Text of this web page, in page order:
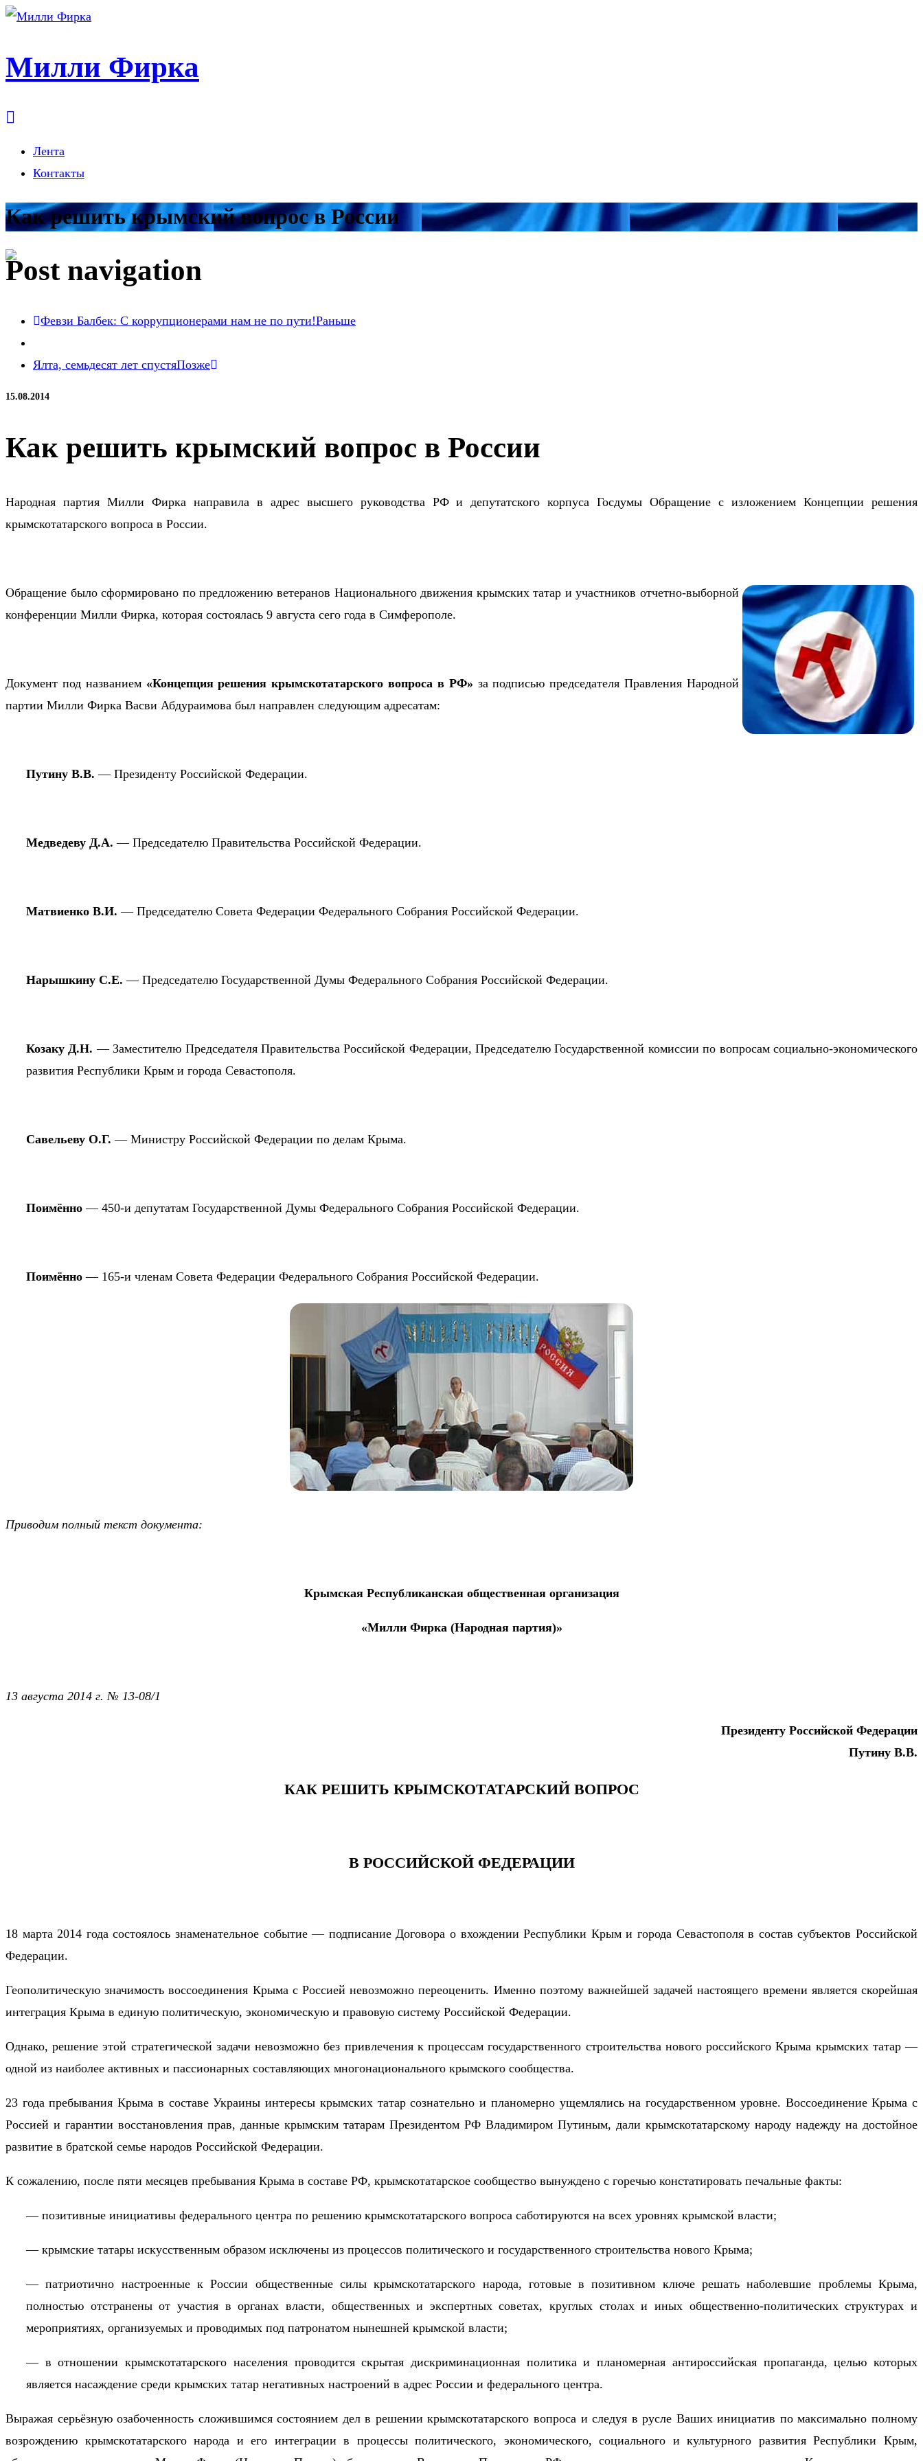
Милли Фирка
Лента
Контакты
Как решить крымский вопрос в России
Post navigation
Февзи Балбек: С коррупционерами нам не по пути!Раньше
Ялта, семьдесят лет спустяПозже
15.08.2014
Как решить крымский вопрос в России
Народная партия Милли Фирка направила в адрес высшего руководства РФ и депутатского корпуса Госдумы Обращение с изложением Концепции решения
крымскотатарского вопроса в России.
Обращение было сформировано по предложению ветеранов Национального движения крымских татар и участников отчетно-выборной
конференции Милли Фирка, которая состоялась 9 августа сего года в Симферополе.
Документ под названием «Концепция решения крымскотатарского вопроса в РФ» за подписью председателя Правления Народной
партии Милли Фирка Васви Абдураимова был направлен следующим адресатам:
Путину В.В. — Президенту Российской Федерации.
Медведеву Д.А. — Председателю Правительства Российской Федерации.
Матвиенко В.И. — Председателю Совета Федерации Федерального Собрания Российской Федерации.
Нарышкину С.Е.— Председателю Государственной Думы Федерального Собрания Российской Федерации.
Козаку Д.Н. — Заместителю Председателя Правительства Российской Федерации, Председателю Государственной комиссии по вопросам социально-экономического
развития Республики Крым и города Севастополя.
Савельеву О.Г. — Министру Российской Федерации по делам Крыма.
Поимённо — 450-и депутатам Государственной Думы Федерального Собрания Российской Федерации.
Поимённо — 165-и членам Совета Федерации Федерального Собрания Российской Федерации.
Приводим полный текст документа:
Крымская Республиканская общественная организация
«Милли Фирка (Народная партия)»
13 августа 2014 г. № 13-08/1
Президенту Российской Федерации
Путину В.В.
КАК РЕШИТЬ КРЫМСКОТАТАРСКИЙ ВОПРОС
В РОССИЙСКОЙ ФЕДЕРАЦИИ
18 марта 2014 года состоялось знаменательное событие — подписание Договора о вхождении Республики Крым и города Севастополя в состав субъектов Российской
Федерации.
Геополитическую значимость воссоединения Крыма с Россией невозможно переоценить. Именно поэтому важнейшей задачей настоящего времени является скорейшая
интеграция Крыма в единую политическую, экономическую и правовую систему Российской Федерации.
Однако, решение этой стратегической задачи невозможно без привлечения к процессам государственного строительства нового российского Крыма крымских татар —
одной из наиболее активных и пассионарных составляющих многонационального крымского сообщества.
23 года пребывания Крыма в составе Украины интересы крымских татар сознательно и планомерно ущемлялись на государственном уровне. Воссоединение Крыма с
Россией и гарантии восстановления прав, данные крымским татарам Президентом РФ Владимиром Путиным, дали крымскотатарскому народу надежду на достойное
развитие в братской семье народов Российской Федерации.
К сожалению, после пяти месяцев пребывания Крыма в составе РФ, крымскотатарское сообщество вынуждено с горечью констатировать печальные факты:
— позитивные инициативы федерального центра по решению крымскотатарского вопроса саботируются на всех уровнях крымской власти;
— крымские татары искусственным образом исключены из процессов политического и государственного строительства нового Крыма;
— патриотично настроенные к России общественные силы крымскотатарского народа, готовые в позитивном ключе решать наболевшие проблемы Крыма,
полностью отстранены от участия в органах власти, общественных и экспертных советах, круглых столах и иных общественно-политических структурах и
мероприятиях, организуемых и проводимых под патронатом нынешней крымской власти;
— в отношении крымскотатарского населения проводится скрытая дискриминационная политика и планомерная антироссийская пропаганда, целью которых
является насаждение среди крымских татар негативных настроений в адрес России и федерального центра.
Выражая серьёзную озабоченность сложившимся состоянием дел в решении крымскотатарского вопроса и следуя в русле Ваших инициатив по максимально полному
возрождению крымскотатарского народа и его интеграции в процессы политического, экономического, социального и культурного развития Республики Крым,